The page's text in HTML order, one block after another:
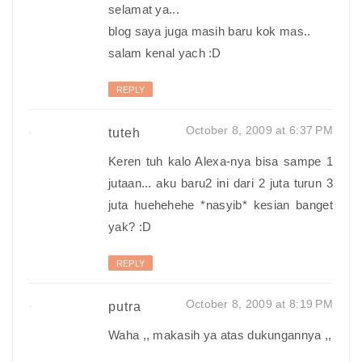
selamat ya...
blog saya juga masih baru kok mas..
salam kenal yach :D
REPLY
tuteh October 8, 2009 at 6:37 PM
Keren tuh kalo Alexa-nya bisa sampe 1
jutaan... aku baru2 ini dari 2 juta turun 3
juta huehehehe *nasyib* kesian banget
yak? :D
REPLY
putra October 8, 2009 at 8:19 PM
Waha ,, makasih ya atas dukungannya ,,